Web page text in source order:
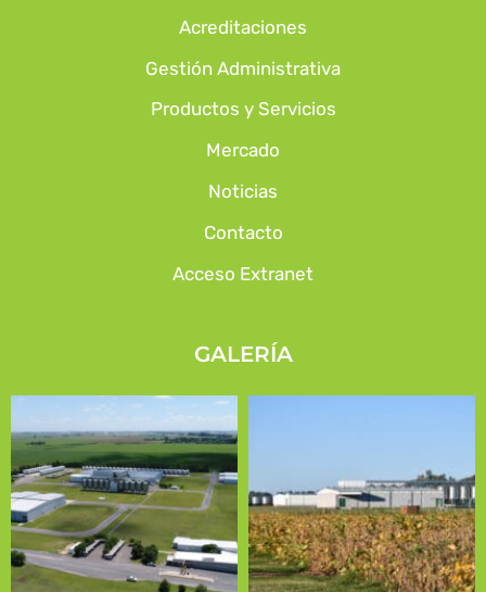
Acreditaciones
Gestión Administrativa
Productos y Servicios
Mercado
Noticias
Contacto
Acceso Extranet
GALERÍA